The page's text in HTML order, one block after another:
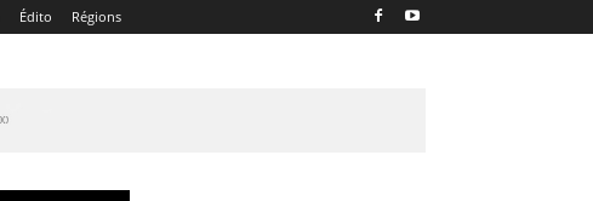
Édito Régions